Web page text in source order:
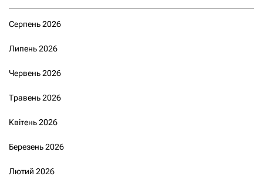
Серпень 2026
Липень 2026
Червень 2026
Травень 2026
Квітень 2026
Березень 2026
Лютий 2026